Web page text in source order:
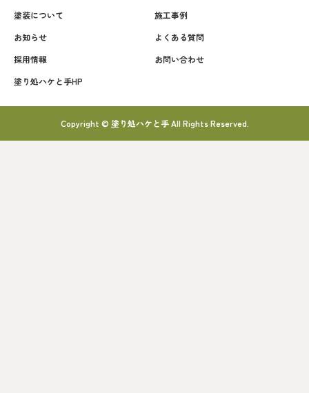
塗装について
施工事例
お知らせ
よくある質問
採用情報
お問い合わせ
塗り処ハケと手HP
Copyright © 塗り処ハケと手 All Rights Reserved.